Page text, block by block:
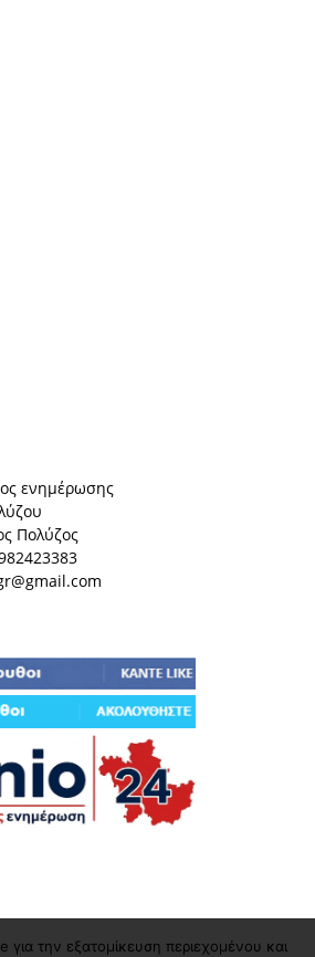
ενημέρωσης
Πολύζος
για την εξατομίκευση περιεχομένου και